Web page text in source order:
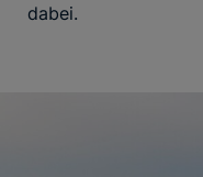
dabei.